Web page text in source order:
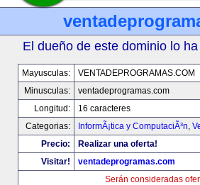
El dueño de este dominio lo
Mayusculas:
VENTADEPROGRAMAS.COM
Minusculas:
ventadeprogramas.com
Longitud:
16 caracteres
Categorias:
InformÃ¡tica y ComputaciÃ³n,
Precio:
Realizar una oferta!
Visitar!
ventadeprogramas.com
Serán consideradas